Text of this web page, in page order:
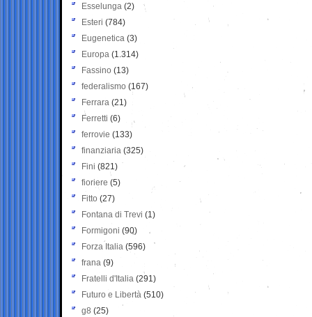
Esselunga (2)
Esteri (784)
Eugenetica (3)
Europa (1.314)
Fassino (13)
federalismo (167)
Ferrara (21)
Ferretti (6)
ferrovie (133)
finanziaria (325)
Fini (821)
fioriere (5)
Fitto (27)
Fontana di Trevi (1)
Formigoni (90)
Forza Italia (596)
frana (9)
Fratelli d'Italia (291)
Futuro e Libertà (510)
g8 (25)